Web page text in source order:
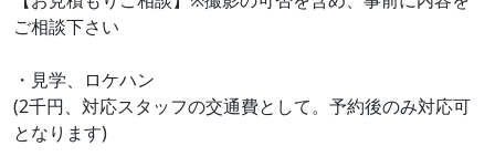
ご相談下さい
・見学、ロケハン
(2千円、対応スタッフの交通費として。予約後のみ対応可
となります)